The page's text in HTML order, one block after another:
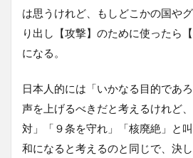
は思うけれど、もしどこかの国や
り出し【攻撃】のために使ったら
になる。
日本人的には「いかなる目的であ
声を上げるべきだと考えるけれど
対」「９条を守れ」「核廃絶」と
和になると考えるのと同じで、決